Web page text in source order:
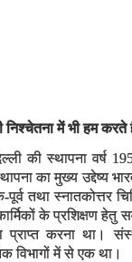
में भी हम
की स्थापना वर्ष
का मुख्य उद्देष्य
तथा स्नातकोत्तर
के प्रशिक्षण हेतु
प्राप्त करना
विभागों में से एक था।